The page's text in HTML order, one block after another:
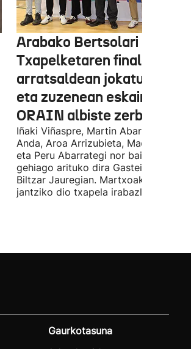
Arabako Bertsolari
Txapelketaren finala gaur
arratsaldean jokatuko da
eta zuzenean eskainiko du
ORAIN albiste zerbitzuak
Iñaki Viñaspre, Martin Abarrategi,
Anda, Aroa Arrizubieta, Maddi Agirre
eta Peru Abarrategi nor baino nor
gehiago arituko dira Gasteizen,
Biltzar Jauregian. Martxoak 3
jantziko dio txapela irabazleari.
Gaurkotasuna